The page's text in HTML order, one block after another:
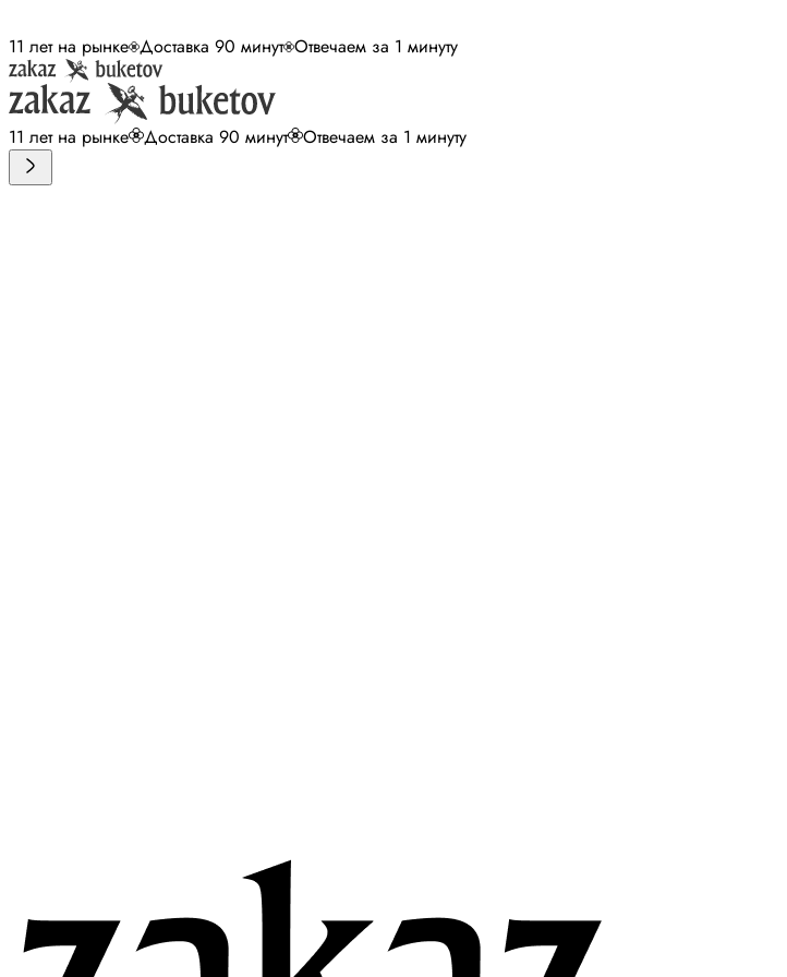
11 лет на рынке Доставка 90 минут Отвечаем за 1 минуту
11 лет на рынке Доставка 90 минут Отвечаем за 1 минуту